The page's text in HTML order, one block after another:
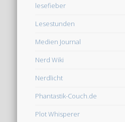
lesefieber
Lesestunden
Medien Journal
Nerd Wiki
Nerdlicht
Phantastik-Couch.de
Plot Whisperer